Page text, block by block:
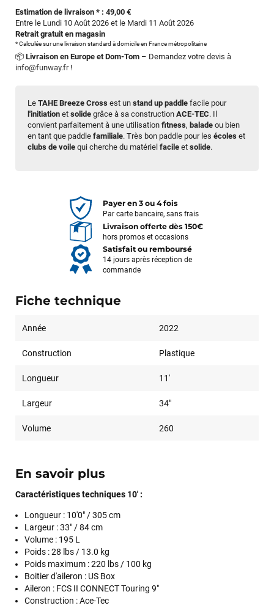
Le TAHE Breeze Cross est un stand up paddle facile pour
l'initiation et solide grâce à sa construction ACE-TEC. Il
convient parfaitement à une utilisation fitness, balade ou bien
en tant que paddle familiale. Très bon paddle pour les écoles et
clubs de voile qui cherche du matériel facile et solide.
Estimation de livraison * : 49,00 €
Entre le Lundi 10 Août 2026 et le Mardi 11 Août 2026
Retrait gratuit en magasin
* Calculée sur une livraison standard à domicile en France métropolitaine
📦 Livraison en Europe et Dom-Tom – Demandez votre devis à
info@funway.fr!
Payer en 3 ou 4 fois
Par carte bancaire, sans frais
Livraison offerte dès 150€
hors promos et occasions
Satisfait ou remboursé
14 jours après réception de
commande
Fiche technique
Année 2022
Construction Plastique
Longueur 11'
Largeur 34"
Volume 260
En savoir plus
Caractéristiques techniques 10' :
Longueur : 10'0" / 305 cm
Largeur :33" / 84 cm
Volume : 195 L
Poids :28 lbs / 13.0 kg
Poids maximum :220 lbs / 100 kg
Boitier d'aileron : US Box
Aileron : FCS II CONNECT Touring 9"
Construction :Ace-Tec